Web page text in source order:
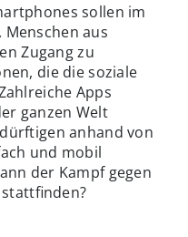
sollen im
aus
Zugang zu
die die soziale
Apps
ganzen Welt
anhand von
und mobil
der Kampf gegen